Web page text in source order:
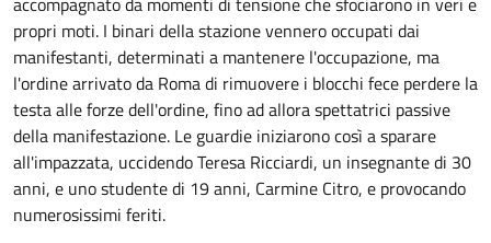
propri moti. I binari della stazione vennero occupati dai
manifestanti, determinati a mantenere l'occupazione, ma
l'ordine arrivato da Roma di rimuovere i blocchi fece perdere la
testa alle forze dell'ordine, fino ad allora spettatrici passive
della manifestazione. Le guardie iniziarono così a sparare
all'impazzata, uccidendo Teresa Ricciardi, un insegnante di 30
anni, e uno studente di 19 anni, Carmine Citro, e provocando
numerosissimi feriti.